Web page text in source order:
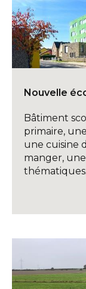
Nouvelle
Bâtiment
primaire,
une cuisine
manger,
thématiques.